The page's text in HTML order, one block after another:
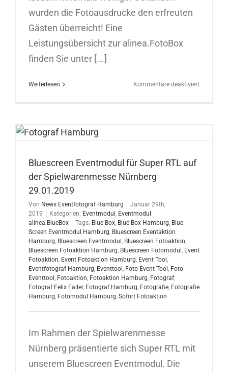
wurden die Fotoausdrucke den erfreuten
Gästen überreicht! Eine
Leistungsübersicht zur alinea.FotoBox
finden Sie unter [...]
Weiterlesen Kommentare deaktiviertfür
Bluescreen Eventmodul für Super RTL auf
der Spielwarenmesse Nürnberg
29.01.2019
Von News Eventfotograf Hamburg
Januar 29th,
2019
Kategorien: Eventmodul , Eventmodul
alinea.BlueBox
Tags: Blue Box, Blue Box Hamburg, Blue
Screen Eventmodul Hamburg, Bluescreen Eventaktion
Hamburg, Bluescreen Eventmodul , Bluescreen Fotoaktion,
Bluescreen Fotoaktion Hamburg, Bluescreen Fotomodul , Event
Fotoaktion, Event Fotoaktion Hamburg, Event Tool ,
Eventfotograf Hamburg, Eventtool , Foto Event Tool , Foto
Eventtool , Fotoaktion, Fotoaktion Hamburg, Fotograf,
Fotograf Felix Faller, Fotograf Hamburg, Fotografie, Fotografie
Hamburg, Fotomodul Hamburg, Sofort Fotoaktion
Im Rahmen der Spielwarenmesse
Nürnberg präsentierte sich Super RTL mit
unserem Bluescreen Eventmodul. Die